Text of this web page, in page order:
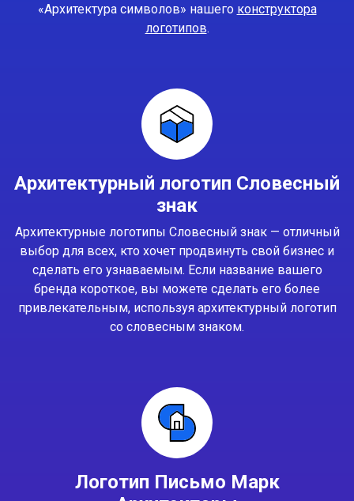
«Архитектура символов» нашего конструктора
логотипов.
Архитектурный логотип Словесный
знак
Архитектурные логотипы Словесный знак — отличный
выбор для всех, кто хочет продвинуть свой бизнес и
сделать его узнаваемым. Если название вашего
бренда короткое, вы можете сделать его более
привлекательным, используя архитектурный логотип
со словесным знаком.
Логотип Письмо Марк